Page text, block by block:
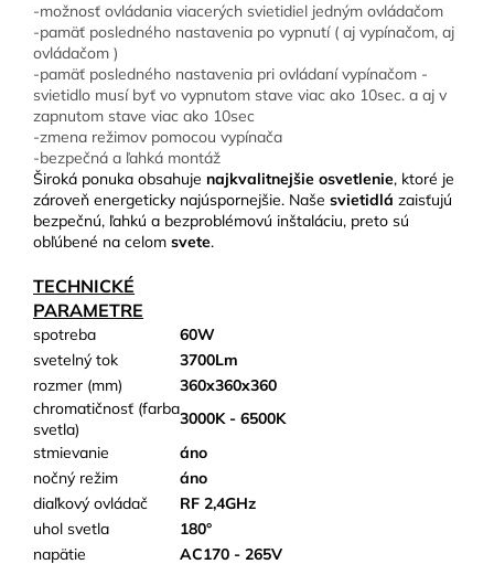
-možnosť ovládania viacerých svietidiel jedným ovládačom
-pamäť posledného nastavenia po vypnutí ( aj vypínačom, aj
ovládačom )
-pamäť posledného nastavenia pri ovládaní vypínačom -
svietidlo musí byť vo vypnutom stave viac ako 10sec. a aj v
zapnutom stave viac ako 10sec
-zmena režimov pomocou vypínača
-bezpečná a ľahká montáž
Široká ponuka obsahuje najkvalitnejšie osvetlenie, ktoré je
zároveň energeticky najúspornejšie. Naše svietidlá zaisťujú
bezpečnú, ľahkú a bezproblémovú inštaláciu, preto sú
obľúbené na celom svete.
TECHNICKÉ
PARAMETRE
spotreba
60W
svetelný tok
3700Lm
rozmer (mm)
360x360x360
chromatičnosť (farba
svetla)
3000K - 6500K
stmievanie
áno
nočný režim
áno
diaľkový ovládač
RF 2,4GHz
uhol svetla
180°
napätie
AC170 - 265V